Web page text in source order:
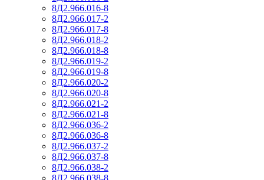
8Д2.966.016-8
8Д2.966.017-2
8Д2.966.017-8
8Д2.966.018-2
8Д2.966.018-8
8Д2.966.019-2
8Д2.966.019-8
8Д2.966.020-2
8Д2.966.020-8
8Д2.966.021-2
8Д2.966.021-8
8Д2.966.036-2
8Д2.966.036-8
8Д2.966.037-2
8Д2.966.037-8
8Д2.966.038-2